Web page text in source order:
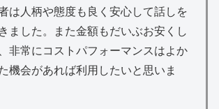
は人柄や態度も良く安心して話しを
ました。また金額もだいぶお安くし
非常にコストパフォーマンスはよか
機会があれば利用したいと思いま